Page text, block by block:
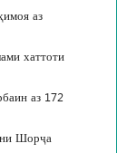
аз
хаттоти
аз 172
Шорҷа